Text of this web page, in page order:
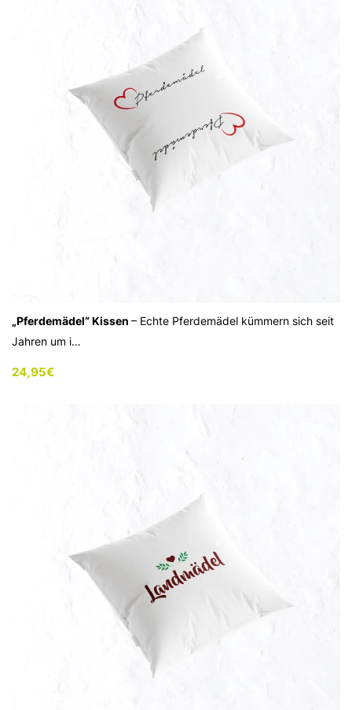
„Pferdemädel“ Kissen – Echte Pferdemädel kümmern sich seit
Jahren um i…
24,95€